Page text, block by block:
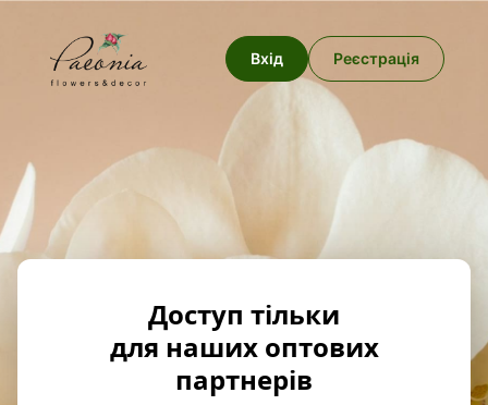
Вхід Реєстрація
Доступ тільки
для наших оптових
партнерів